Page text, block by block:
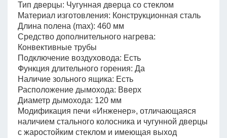
Тип дверцы: Чугунная дверца со стеклом
Материал изготовления: Конструкционная сталь
Длина полена (max): 460 мм
Средство дополнительного нагрева:
Конвективные трубы
Подключение воздуховода: Есть
Функция длительного горения: Да
Наличие зольного ящика: Есть
Расположение дымохода: Вверх
Диаметр дымохода: 120 мм
Модификация печи «Инженер», отличающаяся
наличием стального колосника и чугунной дверцы
с жаростойким стеклом и имеющая выход